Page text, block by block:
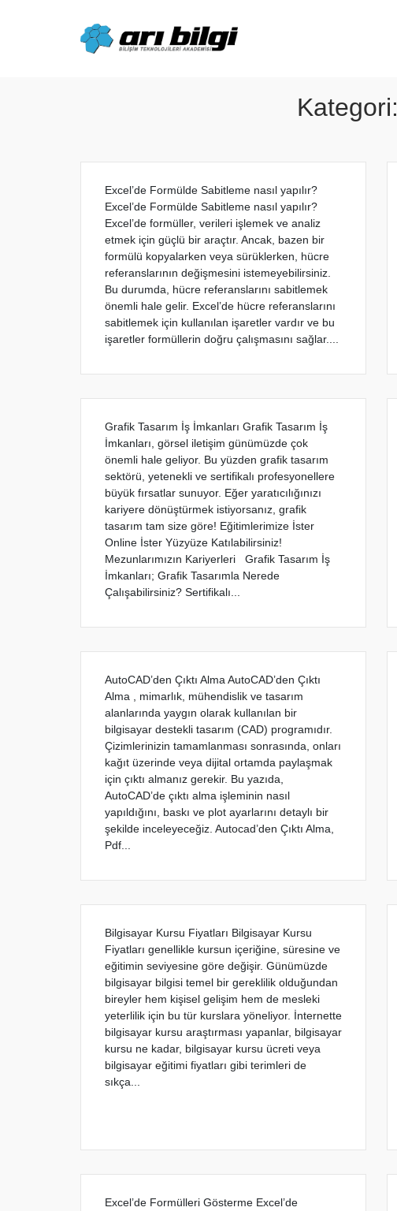
Kategori:
Excel’de Formülde Sabitleme nasıl yapılır?
Excel’de Formülde Sabitleme nasıl yapılır?
Excel’de formüller, verileri işlemek ve analiz
etmek için güçlü bir araçtır. Ancak, bazen bir
formülü kopyalarken veya sürüklerken, hücre
referanslarının değişmesini istemeyebilirsiniz.
Bu durumda, hücre referanslarını sabitlemek
önemli hale gelir. Excel’de hücre referanslarını
sabitlemek için kullanılan işaretler vardır ve bu
işaretler formüllerin doğru çalışmasını sağlar....
Grafik Tasarım İş İmkanları Grafik Tasarım İş
İmkanları, görsel iletişim günümüzde çok
önemli hale geliyor. Bu yüzden grafik tasarım
sektörü, yetenekli ve sertifikalı profesyonellere
büyük fırsatlar sunuyor. Eğer yaratıcılığınızı
kariyere dönüştürmek istiyorsanız, grafik
tasarım tam size göre! Eğitimlerimize İster
Online İster Yüzyüze Katılabilirsiniz!
Mezunlarımızın Kariyerleri Grafik Tasarım İş
İmkanları; Grafik Tasarımla Nerede
Çalışabilirsiniz? Sertifikalı...
AutoCAD’den Çıktı Alma AutoCAD’den Çıktı
Alma , mimarlık, mühendislik ve tasarım
alanlarında yaygın olarak kullanılan bir
bilgisayar destekli tasarım (CAD) programıdır.
Çizimlerinizin tamamlanması sonrasında, onları
kağıt üzerinde veya dijital ortamda paylaşmak
için çıktı almanız gerekir. Bu yazıda,
AutoCAD’de çıktı alma işleminin nasıl
yapıldığını, baskı ve plot ayarlarını detaylı bir
şekilde inceleyeceğiz. Autocad’den Çıktı Alma,
Pdf...
Bilgisayar Kursu Fiyatları Bilgisayar Kursu
Fiyatları genellikle kursun içeriğine, süresine ve
eğitimin seviyesine göre değişir. Günümüzde
bilgisayar bilgisi temel bir gereklilik olduğundan
bireyler hem kişisel gelişim hem de mesleki
yeterlilik için bu tür kurslara yöneliyor. İnternette
bilgisayar kursu araştırması yapanlar, bilgisayar
kursu ne kadar, bilgisayar kursu ücreti veya
bilgisayar eğitimi fiyatları gibi terimleri de
sıkça...
Excel’de Formülleri Gösterme Excel’de